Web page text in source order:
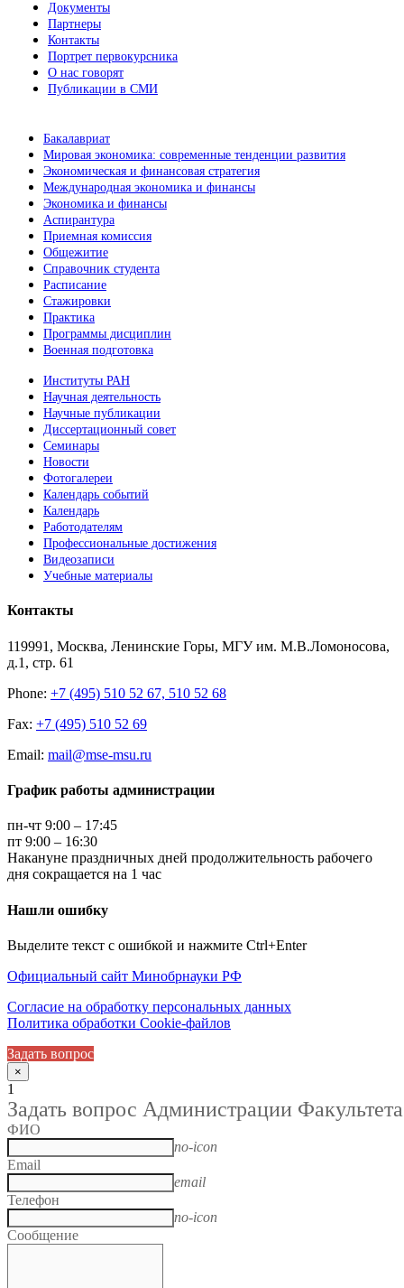
Документы
Партнеры
Контакты
Портрет первокурсника
О нас говорят
Публикации в СМИ
Бакалавриат
Мировая экономика: современные тенденции развития
Экономическая и финансовая стратегия
Международная экономика и финансы
Экономика и финансы
Аспирантура
Приемная комиссия
Общежитие
Справочник студента
Расписание
Стажировки
Практика
Программы дисциплин
Военная подготовка
Институты РАН
Научная деятельность
Научные публикации
Диссертационный совет
Семинары
Новости
Фотогалереи
Календарь событий
Календарь
Работодателям
Профессиональные достижения
Видеозаписи
Учебные материалы
Контакты
119991, Москва, Ленинские Горы, МГУ им. М.В.Ломоносова,
д.1, стр. 61
Phone: +7 (495) 510 52 67, 510 52 68
Fax: +7 (495) 510 52 69
Email: mail@mse-msu.ru
График работы администрации
пн-чт 9:00 – 17:45
пт 9:00 – 16:30
Накануне праздничных дней продолжительность рабочего
дня сокращается на 1 час
Нашли ошибку
Выделите текст с ошибкой и нажмите Ctrl+Enter
Официальный сайт Минобрнауки РФ
Согласие на обработку персональных данных
Политика обработки Cookie-файлов
Задать вопрос
×
1
Задать вопрос Администрации Факультета
ФИО
no-icon
Email
email
Телефон
no-icon
Сообщение